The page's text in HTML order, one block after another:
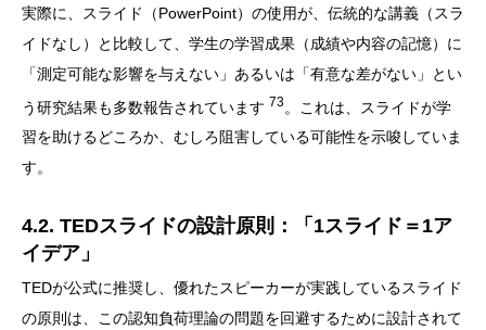
実際に、スライド（PowerPoint）の使用が、伝統的な講義（スラ
イドなし）と比較して、学生の学習成果（成績や内容の記憶）に
「測定可能な影響を与えない」あるいは「有意な差がない」とい
う研究結果も多数報告されています 73
。これは、スライドが学
習を助けるどころか、むしろ阻害している可能性を示唆していま
す。
4.2. TEDスライドの設計原則：「1スライド＝1ア
イデア」
TEDが公式に推奨し、優れたスピーカーが実践しているスライド
の原則は、この認知負荷理論の問題を回避するために設計されて